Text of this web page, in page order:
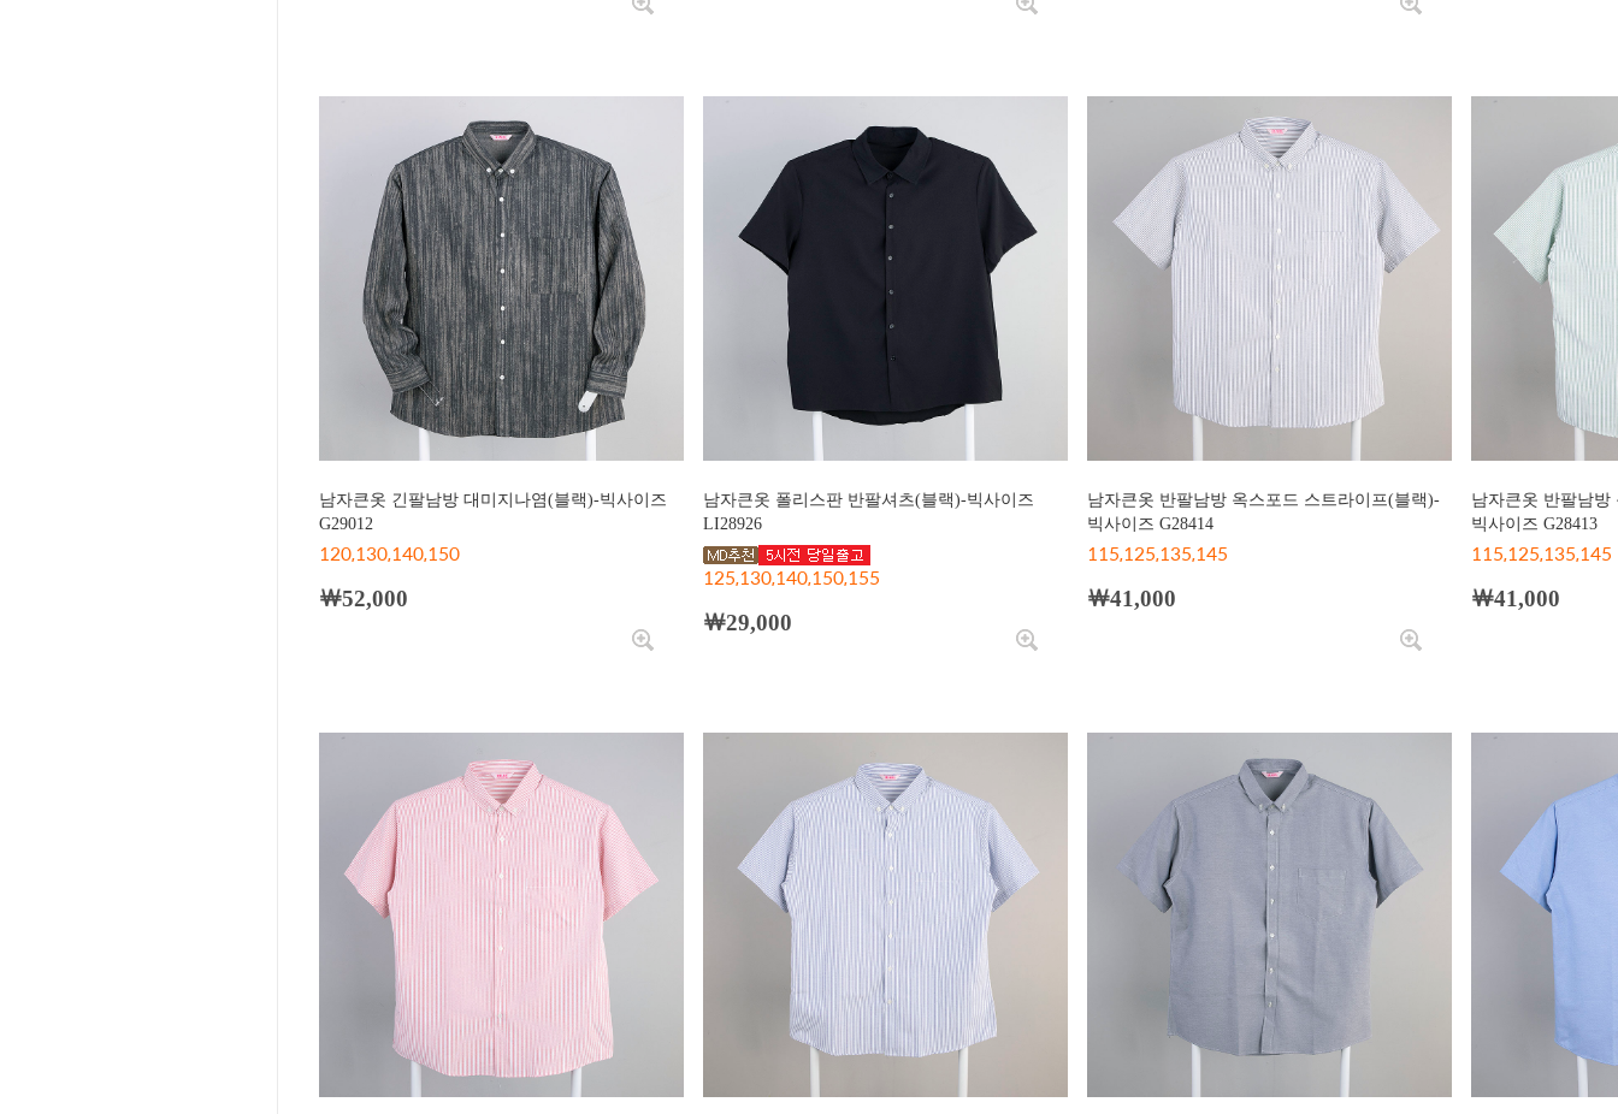
남자큰옷 긴팔남방 대미지나염(블랙)-빅사이즈
G29012
120,130,140,150
￦52,000
남자큰옷 폴리스판 반팔셔츠(블랙)-빅사이즈
LI28926
125,130,140,150,155
￦29,000
남자큰옷 반팔남방 옥스포드 스트라이프(블랙)-
빅사이즈 G28414
115,125,135,145
￦41,000
남자큰옷 반팔남방
빅사이즈 G28413
115,125,135,145
￦41,000